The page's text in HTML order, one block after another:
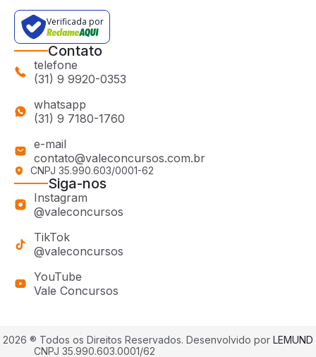
Verificada por
Contato
telefone
(31) 9 9920-0353
whatsapp
(31) 9 7180-1760
e-mail
contato@valeconcursos.com.br
CNPJ 35.990.603/0001-62
Siga-nos
Instagram
@valeconcursos
TikTok
@valeconcursos
YouTube
Vale Concursos
2026 ® Todos os Direitos Reservados.
CNPJ 35.990.603.0001/62
Desenvolvido por LEMUND